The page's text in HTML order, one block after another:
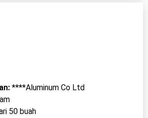
****Aluminum Co Ltd
50 buah